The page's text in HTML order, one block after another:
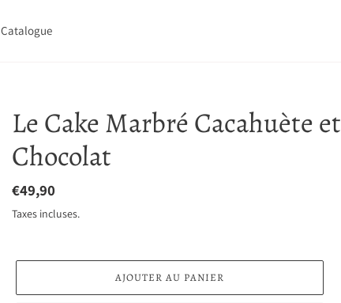
Catalogue
Le Cake Marbré Cacahuète et
Chocolat
Prix
normal
€49,90
Taxes incluses.
AJOUTER AU PANIER